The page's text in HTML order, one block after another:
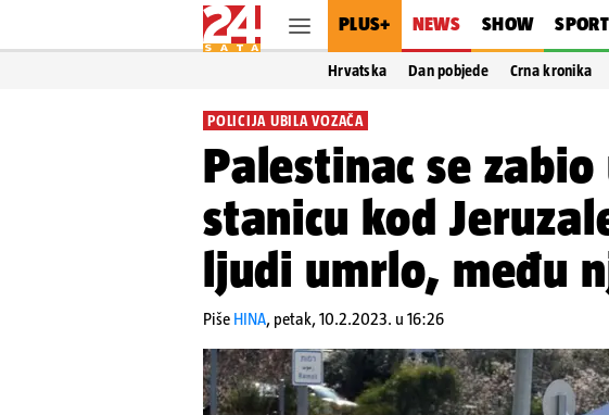
PLUS+ NEWS SHOW SPORT
Hrvatska Dan pobjede Crna kronika
POLICIJA UBILA VOZAČA
Palestinac se
stanicu kod
ljudi umrlo, među
Piše HINA, petak, 10.2.2023. u 16:26